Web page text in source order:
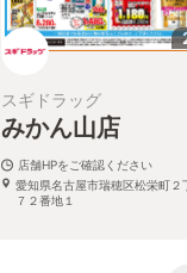
スギドラッグ
みかん山店
店舗HPをご確認ください
愛知県名古屋市瑞穂区松栄町２
７２番地１